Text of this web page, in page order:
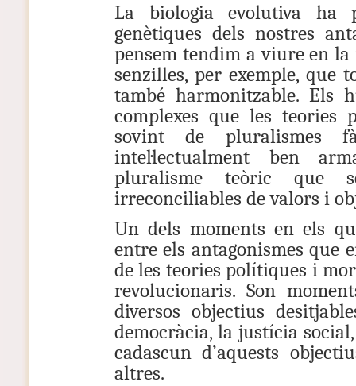
La biologia evolutiva ha
genètiques dels nostres
pensem tendim a viure en la
senzilles, per exemple, que
també harmonitzable. Els
complexes que les
sovint de pluralismes
intel·lectualment ben
pluralisme teòric que
irreconciliables de valors i
Un dels moments en els
entre els antagonismes que
de les teories polítiques i
revolucionaris. Son
diversos objectius
democràcia, la justícia
cadascun d’aquests
altres.